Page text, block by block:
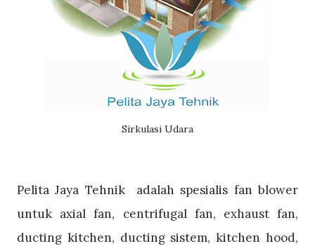
Sirkulasi Udara
Pelita Jaya Tehnik adalah spesialis fan blower
untuk axial fan, centrifugal fan, exhaust fan,
ducting kitchen, ducting sistem, kitchen hood,